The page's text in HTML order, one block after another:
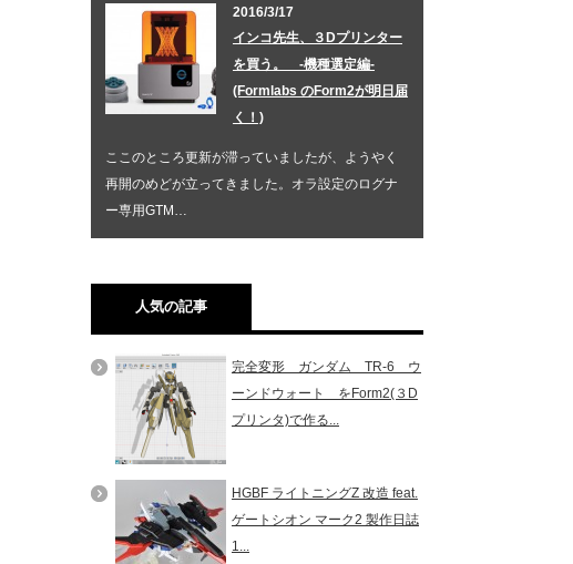
2016/3/17
インコ先生、３Dプリンター
を買う。 -機種選定編-
(Formlabs のForm2が明日届
く！)
ここのところ更新が滞っていましたが、ようやく
再開のめどが立ってきました。オラ設定のログナ
ー専用GTM…
人気の記事
完全変形 ガンダム TR-6 ウ
ーンドウォート をForm2(３D
プリンタ)で作る...
HGBF ライトニングZ 改造 feat.
ゲートシオン マーク2 製作日誌
1...